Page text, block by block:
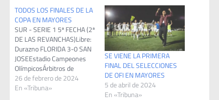
TODOS LOS FINALES DE LA
COPA EN MAYORES
SUR - SERIE 1 5ª FECHA (2ª
DE LAS REVANCHAS)Libre:
Durazno FLORIDA 3-0 SAN
JOSEEstadio Campeones
OlímpicosÁrbitros de
Colonia: Claudio Gastón
Soba (Liga Helvética), Mario
26 de febrero de 2024
En «Tribuna»
SE VIENE LA PRIMERA
FINAL DEL SELECCIONES
DE OFI EN MAYORES
5 de abril de 2024
En «Tribuna»